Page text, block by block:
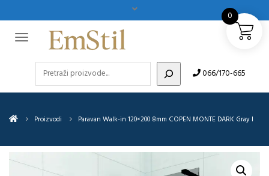
066/170-665
Proizvodi Paravan Walk-in 120×200 8mm COPEN MONTE DARK Gray I
0